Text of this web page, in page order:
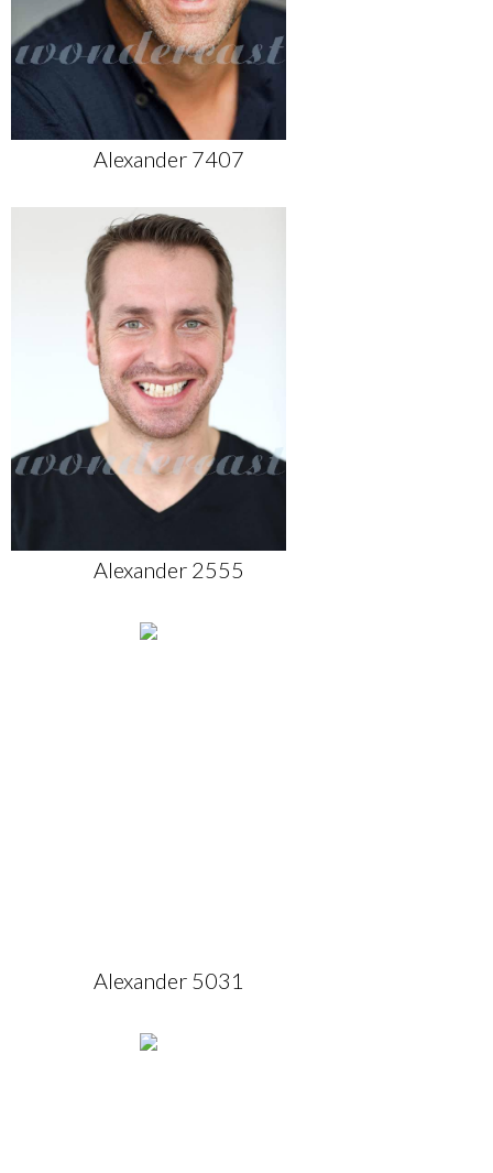
Alexander 7407
Alexander 2555
Alexander 5031